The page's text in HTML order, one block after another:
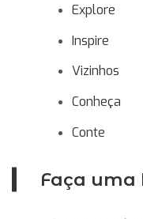
Explore
Inspire
Vizinhos
Conheça
Conte
Faça uma